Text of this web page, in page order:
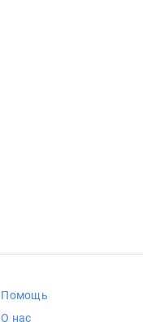
Помощь
О нас